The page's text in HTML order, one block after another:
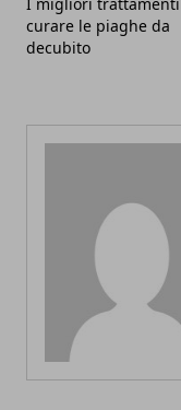
curare le piaghe da
decubito